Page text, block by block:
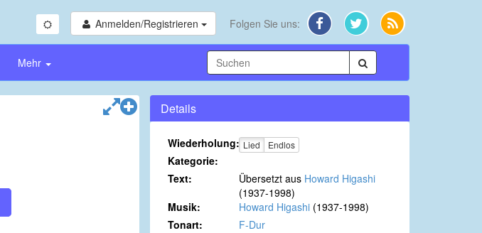
Anmelden/Registrieren Folgen Sie uns:
Mehr
Details
Wiederholung: Lied Endlos
Kategorie:
Text:
Übersetzt aus Howard Higashi
(1937-1998)
Musik:
Howard Higashi (1937-1998)
Tonart:
F-Dur